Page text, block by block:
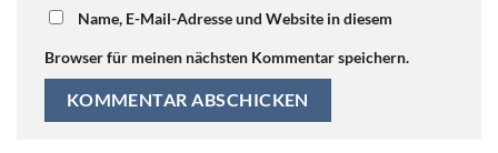
Name, E-Mail-Adresse und Website in diesem
Browser für meinen nächsten Kommentar speichern.